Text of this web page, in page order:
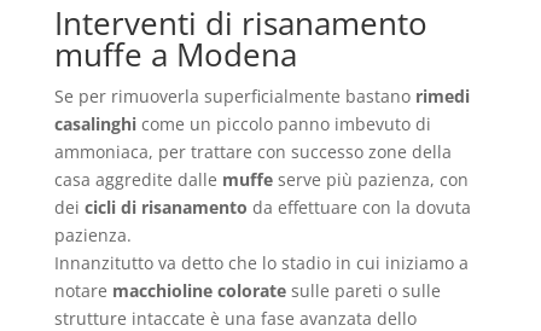
Interventi di risanamento
muffe a Modena
Se per rimuoverla superficialmente bastano rimedi
casalinghicome un piccolo panno imbevuto di
ammoniaca, per trattare con successo zone della
casa aggredite dalle muffeserve più pazienza, con
dei cicli di risanamento da effettuare con la dovuta
pazienza.
Innanzitutto va detto che lo stadio in cui iniziamo a
notare macchioline coloratesulle pareti o sulle
strutture intaccate è una fase avanzata dello